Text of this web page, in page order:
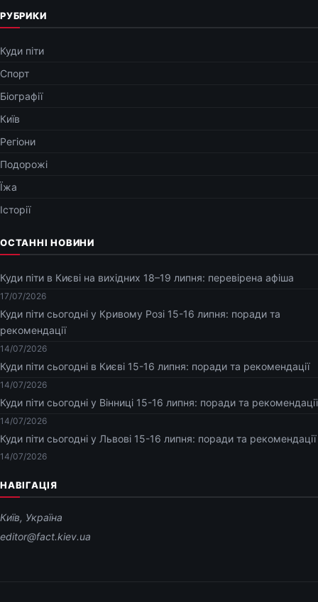
РУБРИКИ
Куди піти
Спорт
Біографії
Київ
Регіони
Подорожі
Їжа
Історії
ОСТАННІ НОВИНИ
Куди піти в Києві на вихідних 18–19 липня: перевірена афіша
17/07/2026
Куди піти сьогодні у Кривому Розі 15-16 липня: поради та
рекомендації
14/07/2026
Куди піти сьогодні в Києві 15-16 липня: поради та рекомендації
14/07/2026
Куди піти сьогодні у Вінниці 15-16 липня: поради та рекомендації
14/07/2026
Куди піти сьогодні у Львові 15-16 липня: поради та рекомендації
14/07/2026
НАВІГАЦІЯ
Київ, Україна
editor@fact.kiev.ua